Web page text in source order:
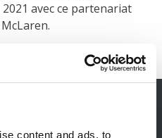
content and ads, to
avec ce partenariat